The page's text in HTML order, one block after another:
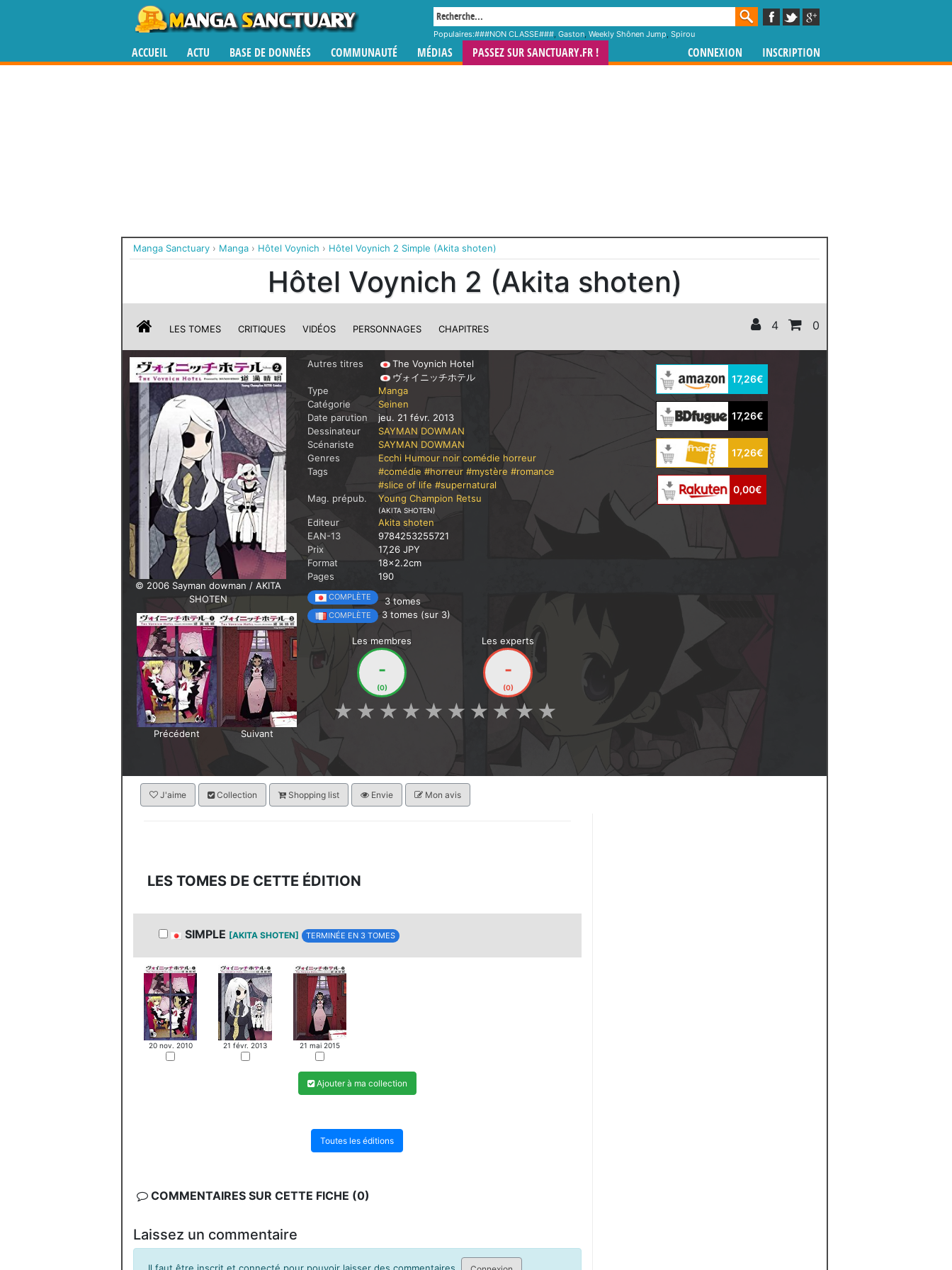
Populaires:###NON CLASSE###, Gaston, Weekly Shônen Jump, Spirou
ACCUEIL ACTU BASE DE DONNÉES COMMUNAUTÉ MÉDIAS PASSEZ SUR SANCTUARY.FR ! CONNEXION INSCRIPTION
Manga Sanctuary › Manga › Hôtel Voynich › Hôtel Voynich 2 Simple (Akita shoten)
Hôtel Voynich 2 (Akita shoten)
LES TOMES CRITIQUES VIDÉOS PERSONNAGES CHAPITRES 4 0
© 2006 Sayman dowman / AKITA
SHOTEN
Précédent Suivant
Autres titres
The Voynich Hotel
ヴォイニッチホテル
Type
Manga
Catégorie
Seinen
Date parution
jeu. 21 févr. 2013
Dessinateur
SAYMAN DOWMAN
Scénariste
SAYMAN DOWMAN
Genres
Ecchi Humour noir comédie horreur
Tags
#comédie #horreur #mystère #romance
#slice of life #supernatural
Mag. prépub.
Young Champion Retsu
(AKITA SHOTEN)
Editeur
Akita shoten
EAN-13
9784253255721
Prix
17,26 JPY
Format
18x2.2cm
Pages
190
COMPLÈTE 3 tomes
COMPLÈTE 3 tomes (sur 3)
Les membres
-
(0)
Les experts
-
(0)
★
★
★
★
★
★
★
★
★
★
17,26€
17,26€
17,26€
0,00€
J'aime Collection Shopping list Envie Mon avis
LES TOMES DE CETTE ÉDITION
SIMPLE [AKITA SHOTEN] TERMINÉE EN 3 TOMES
20 nov. 2010 21 févr. 2013 21 mai 2015
Ajouter à ma collection
Toutes les éditions
COMMENTAIRES SUR CETTE FICHE (0)
Laissez un commentaire